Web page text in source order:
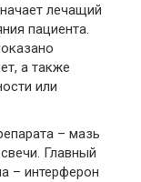
лечащий
пациента.
а также
или
– мазь
Главный
– интерферон